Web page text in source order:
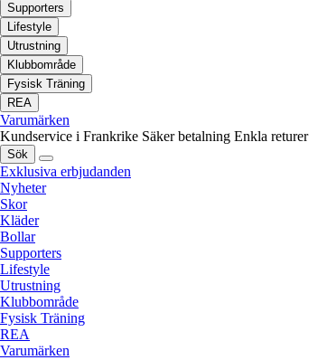
Supporters
Lifestyle
Utrustning
Klubbområde
Fysisk Träning
REA
Varumärken
Kundservice i Frankrike Säker betalning Enkla returer
Sök
Exklusiva erbjudanden
Nyheter
Skor
Kläder
Bollar
Supporters
Lifestyle
Utrustning
Klubbområde
Fysisk Träning
REA
Varumärken